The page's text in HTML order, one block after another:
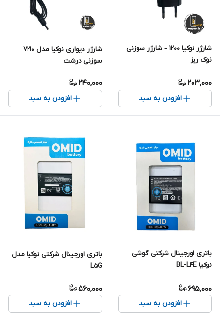
شارژر نوکیا 1200 – شارژر سوزنی
نوک ریز
203,000
افزودن به سبد
شارژر دیواری نوکیا مدل 7210
سوزنی درشت
240,000
افزودن به سبد
باتری اورجینال شرکتی گوشی
نوکیا BL-L4E
695,000
افزودن به سبد
باتری اورجینال شرکتی نوکیا مدل
L5G
560,000
افزودن به سبد